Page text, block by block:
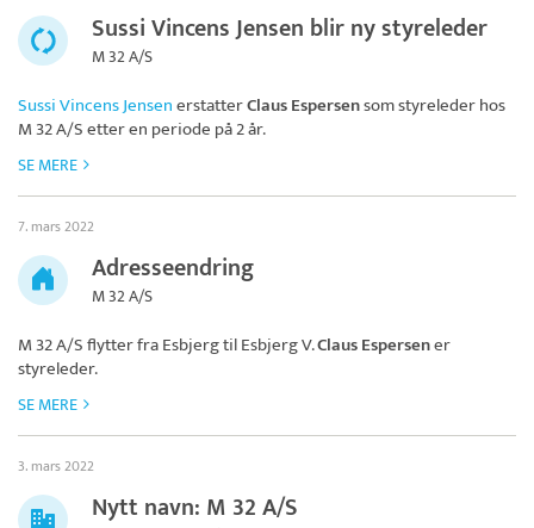
Sussi Vincens Jensen blir ny styreleder
M 32 A/S
Sussi Vincens JensenerstatterClaus Espersensom styreleder hos
M 32 A/Setter en periode på 2 år.
SE MERE
7. mars 2022
Adresseendring
M 32 A/S
M 32 A/Sflytter fra Esbjerg til Esbjerg V.Claus Espersener
styreleder.
SE MERE
3. mars 2022
Nytt navn: M 32 A/S